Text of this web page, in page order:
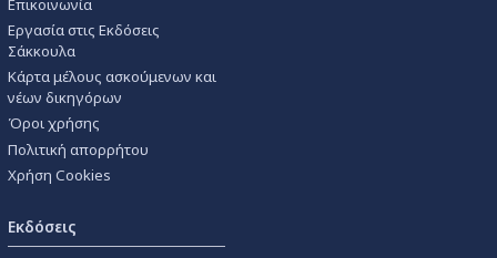
Επικοινωνία
Εργασία στις Εκδόσεις
Σάκκουλα
Κάρτα μέλους ασκούμενων και
νέων δικηγόρων
Όροι χρήσης
Πολιτική απορρήτου
Χρήση Cookies
Εκδόσεις